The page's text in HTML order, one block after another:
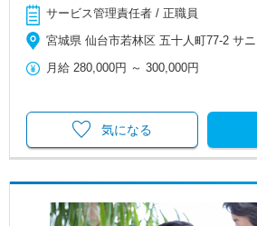
サービス管理責任者 / 正職員
宮城県 仙台市若林区 五十人町77-2 サ
月給 280,000円 ～300,000円
気になる